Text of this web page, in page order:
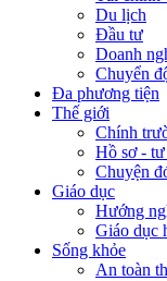
Du lịch
Đầu tư
Doanh
Chuyển
Đa phương tiện
Thế giới
Chính
Hồ sơ -
Chuyện
Giáo dục
Hướng
Giáo dục
Sống khỏe
An toàn